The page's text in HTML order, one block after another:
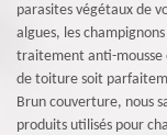
parasites végétaux de
algues, les
traitement anti-
de toiture soit
Brun couverture, nous
produits utilisés pour